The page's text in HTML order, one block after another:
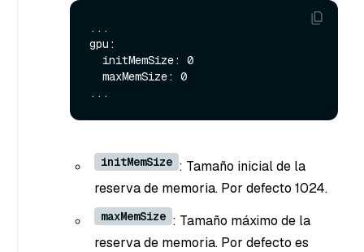
...
gpu:
initMemSize : Tamaño inicial de la
reserva de memoria. Por defecto 1024.
maxMemSize : Tamaño máximo de la
reserva de memoria. Por defecto es